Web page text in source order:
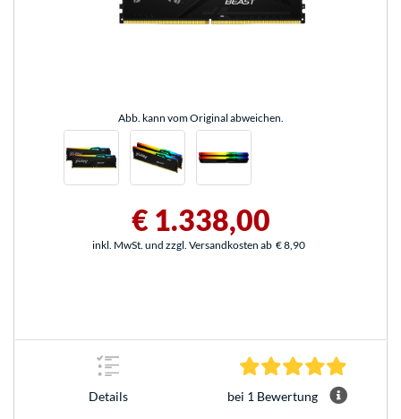
Abb. kann vom Original abweichen.
€ 1.338,00
inkl. MwSt. und zzgl. Versandkosten ab € 8,90
Details bei 1 Bewertung